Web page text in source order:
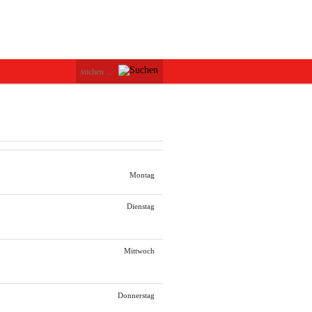
Montag
Dienstag
Mittwoch
Donnerstag